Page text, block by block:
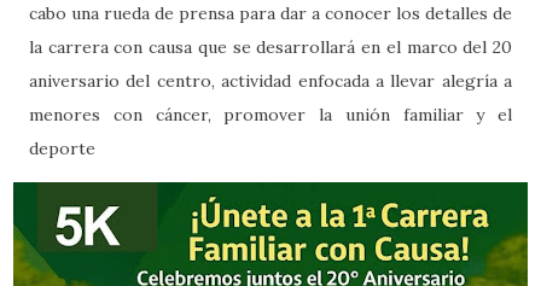
cabo una rueda de prensa para dar a conocer los detalles de
la carrera con causa que se desarrollará en el marco del 20
aniversario del centro, actividad enfocada a llevar alegría a
menores con cáncer, promover la unión familiar y el
deporte